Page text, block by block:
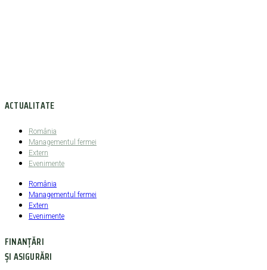
ACTUALITATE
România
Managementul fermei
Extern
Evenimente
România
Managementul fermei
Extern
Evenimente
FINANȚĂRI
ȘI ASIGURĂRI